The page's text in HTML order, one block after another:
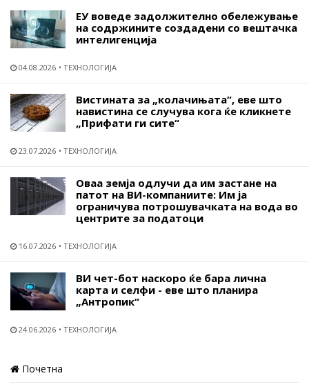
ЕУ воведе задолжително обележување
на содржините создадени со вештачка
интелигенција
04.08.2026 ТЕХНОЛОГИЈА
Вистината за „колачињата“, еве што
навистина се случува кога ќе кликнете
„Прифати ги сите“
23.07.2026 ТЕХНОЛОГИЈА
Оваа земја одлучи да им застане на
патот на ВИ-компаниите: Им ја
ограничува потрошувачката на вода во
центрите за податоци
16.07.2026 ТЕХНОЛОГИЈА
ВИ чет-бот наскоро ќе бара лична
карта и селфи - еве што планира
„Антропик“
24.06.2026 ТЕХНОЛОГИЈА
Почетна